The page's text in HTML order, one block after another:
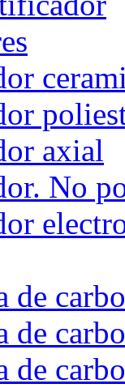
axial
No
de
de
de